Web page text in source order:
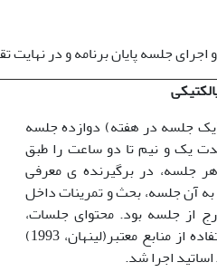
جلسه پایان برنامه و در نهایت
طی 12 هفته (یک جلسه در هفته) دوازده جلسه
یک و نیم تا دو ساعت را طبق
جلسه، در برگیرنده ی معرفی
آن جلسه، بحث و تمرینات داخل
از جلسه بود. محتوای جلسات،
شیوه اجرا و نحوه ارائه با استفاده از منابع معتبر(لینهان، 1993)
اجرا شد.